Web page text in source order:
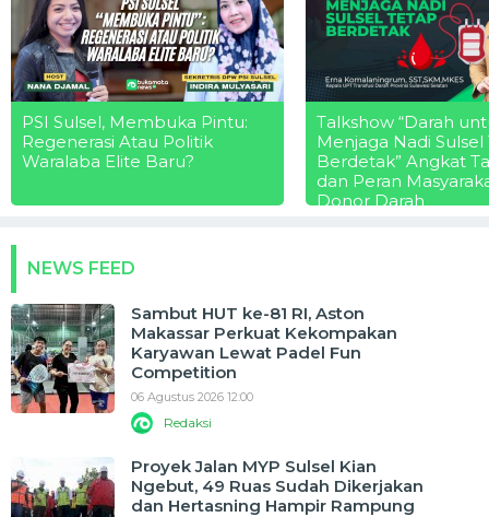
PSI Sulsel, Membuka Pintu:
Regenerasi Atau Politik
Waralaba Elite Baru?
Talkshow “Darah
Menjaga Nadi Sulsel
Berdetak” Angkat
dan Peran
Donor Darah
NEWS FEED
Sambut HUT ke-81 RI, Aston
Makassar Perkuat Kekompakan
Karyawan Lewat Padel Fun
Competition
06 Agustus 2026 12:00
Redaksi
Proyek Jalan MYP Sulsel Kian
Ngebut, 49 Ruas Sudah Dikerjakan
dan Hertasning Hampir Rampung